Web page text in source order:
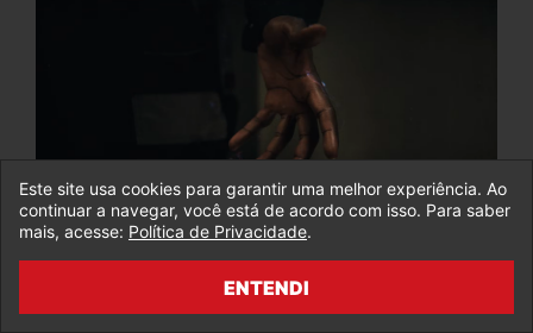
Uma história original, com proposta
experimental, elenco diverso e
marketing mínimo já nasce com cara de
Este site usa cookies para garantir uma melhor experiência. Ao
continuar a navegar, você está de acordo com isso. Para saber
mais, acesse: Política de Privacidade.
ENTENDI